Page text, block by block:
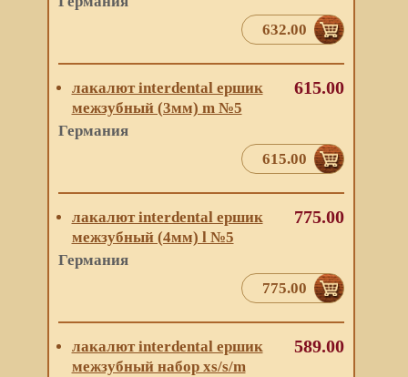
632.00
лакалют interdental ершик
межзубный (3мм) m №5
Германия
615.00
615.00
лакалют interdental ершик
межзубный (4мм) l №5
Германия
775.00
775.00
лакалют interdental ершик
межзубный набор xs/s/m
589.00